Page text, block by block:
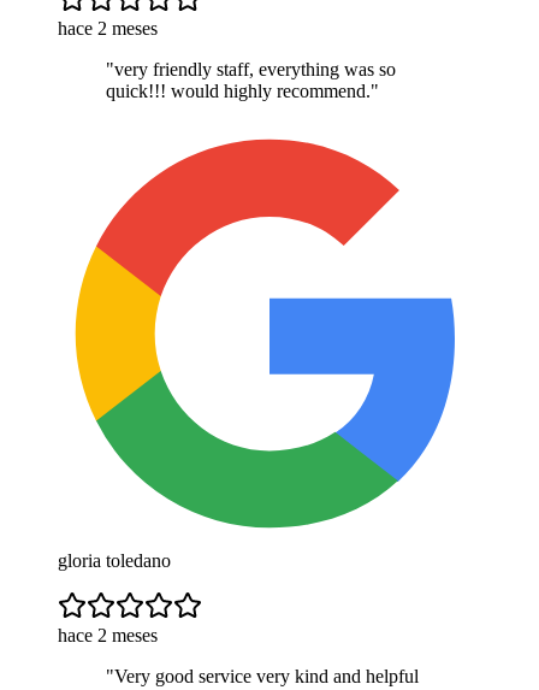
hace 2 meses
"very friendly staff, everything was so
quick!!! would highly recommend."
gloria toledano
hace 2 meses
"Very good service very kind and helpful